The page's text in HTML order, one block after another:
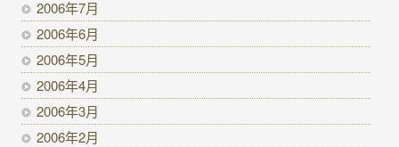
2006年7月
2006年6月
2006年5月
2006年4月
2006年3月
2006年2月